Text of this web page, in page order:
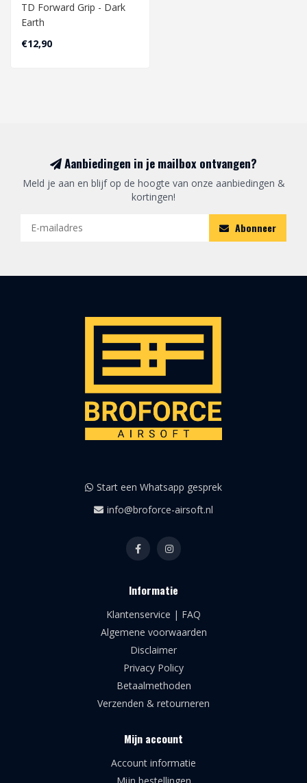
TD Forward Grip - Dark
Earth
€12,90
Aanbiedingen in je mailbox ontvangen?
Meld je aan en blijf op de hoogte van onze aanbiedingen &
kortingen!
Abonneer
Start een Whatsapp gesprek
info@broforce-airsoft.nl
Informatie
Klantenservice | FAQ
Algemene voorwaarden
Disclaimer
Privacy Policy
Betaalmethoden
Verzenden & retourneren
Mijn account
Account informatie